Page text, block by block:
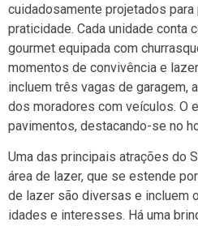
cuidadosamente projetados
praticidade. Cada unidade conta
gourmet equipada com
momentos de convivência e
incluem três vagas de garagem,
dos moradores com veículos. O
pavimentos, destacando-se no
Uma das principais atrações do
área de lazer, que se estende
de lazer são diversas e incluem
idades e interesses. Há uma